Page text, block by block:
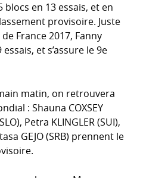
en 13 essais, et en
provisoire. Juste
France 2017, Fanny
et s’assure le 9e
matin, on retrouvera
: Shauna COXSEY
Petra KLINGLER (SUI),
GEJO (SRB) prennent le